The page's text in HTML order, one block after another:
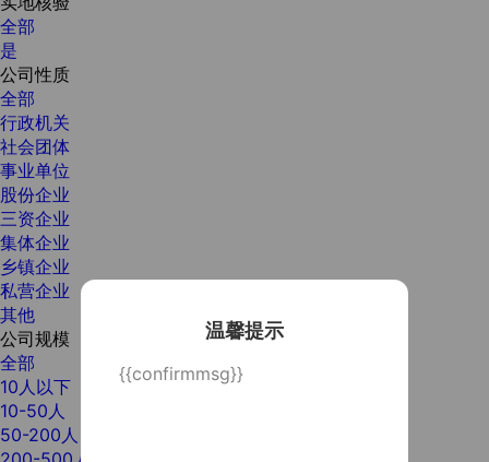
温馨提示
{{confirmmsg}}
全部
是
公司性质
全部
行政机关
社会团体
事业单位
股份企业
三资企业
集体企业
乡镇企业
私营企业
其他
公司规模
全部
10人以下
10-50人
50-200人